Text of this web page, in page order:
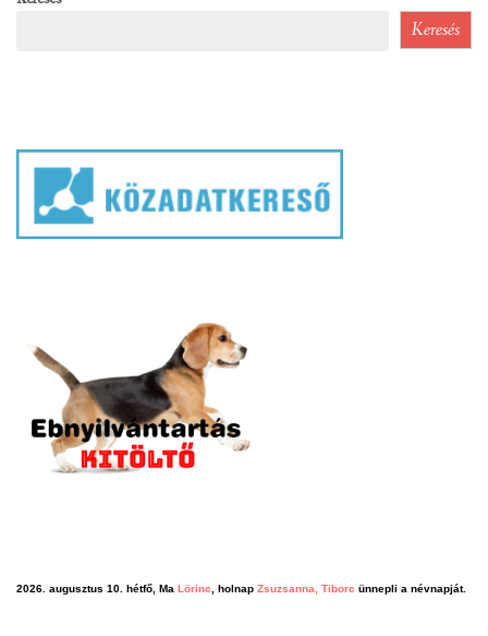
Keresés
2026. augusztus 10. hétfő, Ma Lörinc, holnap Zsuzsanna, Tiborc ünnepli a névnapját.